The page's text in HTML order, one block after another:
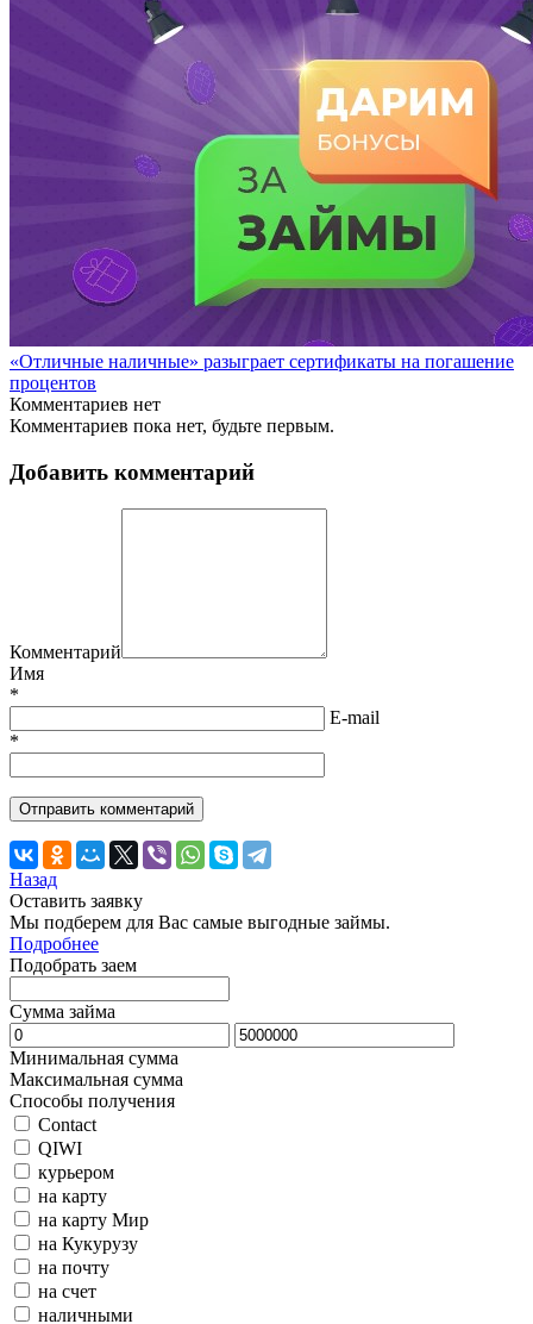
«Отличные наличные» разыграет сертификаты на погашение
процентов
Комментариев нет
Комментариев пока нет, будьте первым.
Добавить комментарий
Комментарий
Имя
*
E-mail
*
Назад
Оставить заявку
Мы подберем для Вас самые выгодные займы.
Подробнее
Подобрать заем
Сумма займа
Минимальная сумма
Максимальная сумма
Способы получения
Contact
QIWI
курьером
на карту
на карту Мир
на Кукурузу
на почту
на счет
наличными